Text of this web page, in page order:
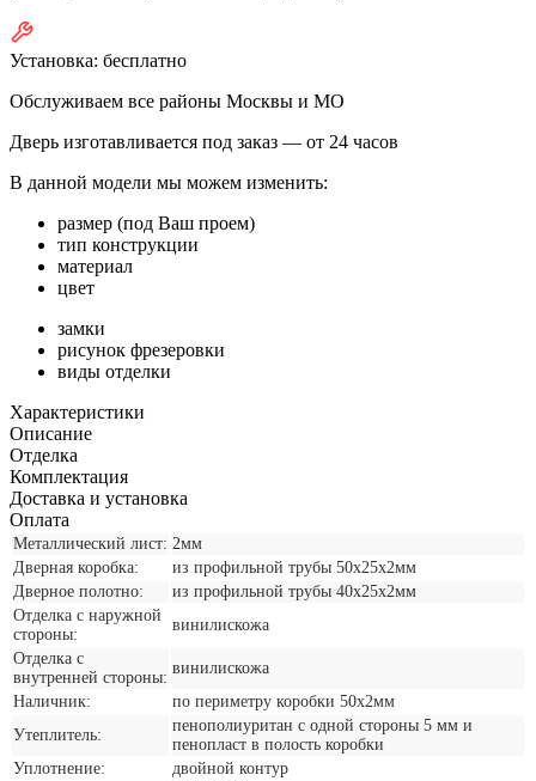
Установка: бесплатно
Обслуживаем все районы Москвы и МО
Дверь изготавливается под заказ — от 24 часов
В данной модели мы можем изменить:
размер (под Ваш проем)
тип конструкции
материал
цвет
замки
рисунок фрезеровки
виды отделки
Характеристики
Описание
Отделка
Комплектация
Доставка и установка
Оплата
Металлический лист: 2мм
Дверная коробка:
из профильной трубы 50х25х2мм
Дверное полотно:
из профильной трубы 40х25х2мм
Отделка с наружной
стороны:
винилискожа
Отделка с
внутренней стороны:
винилискожа
Наличник:
по периметру коробки 50х2мм
Утеплитель:
пенополиуритан с одной стороны 5 мм и
пенопласт в полость коробки
Уплотнение:
двойной контур